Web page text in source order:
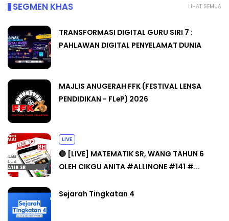
LIHAT SEMUA
SEGMEN KHAS
TRANSFORMASI DIGITAL GURU SIRI 7 :
PAHLAWAN DIGITAL PENYELAMAT DUNIA
MAJLIS ANUGERAH FFK (FESTIVAL LENSA
PENDIDIKAN - FLeP) 2026
LIVE
🔴 [LIVE] MATEMATIK SR, WANG TAHUN 6
OLEH CIKGU ANITA #ALLINONE #141 #...
Sejarah Tingkatan 4